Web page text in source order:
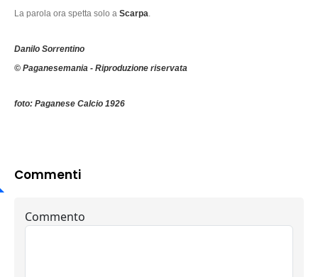
La parola ora spetta solo a Scarpa.
Danilo Sorrentino
© Paganesemania - Riproduzione riservata
foto: Paganese Calcio 1926
Commenti